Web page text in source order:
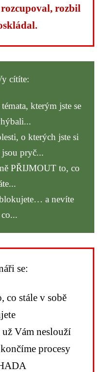
rozbil
cítíte:
kterým jste se
o kterých jste si
pryč...
PŘIJMOUT to, co
a nevíte
se:
co stále v sobě
Vám neslouží
procesy